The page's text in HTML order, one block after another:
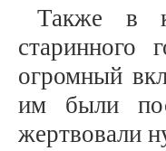
Также в
огромный
им были
жертвовали